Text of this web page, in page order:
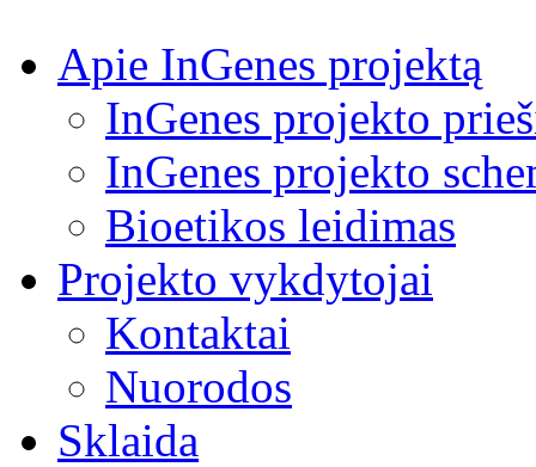
Apie InGenes projektą
InGenes projekto
InGenes projekto
Bioetikos leidimas
Projekto vykdytojai
Kontaktai
Nuorodos
Sklaida